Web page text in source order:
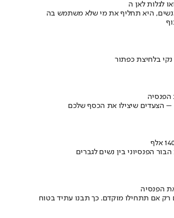
בלחיצת כפתור
הפנסיה
– הצעדים שיצילו את הכסף שלכם
הפנסיוני בין נשים לגברים
הפנסיה
רק אם תתחילו מוקדם. כך תבנו עתיד בטוח